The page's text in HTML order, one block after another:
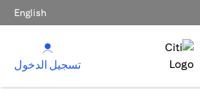
English
تسجيل الدخول